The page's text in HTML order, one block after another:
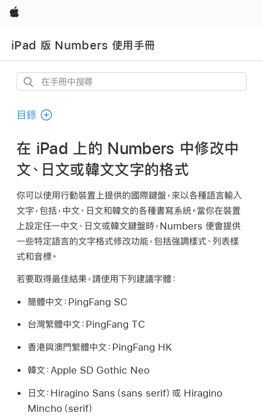
Apple
iPad 版 Numbers 使用手冊
在
冊
搜
尋
目錄
在 iPad 上的 Numbers 中修改中
文、日文或韓文文字的格式
你可以使用行動裝置上提供的國際鍵盤，來以各種語言輸入
文字，包括，中文、日文和韓文的各種書寫系統。當你在裝置
上設定任一中文、日文或韓文鍵盤時，Numbers 便會提供
一些特定語言的文字格式修改功能，包括強調樣式、列表樣
式和音標。
若要取得最佳結果，請使用下列建議字體：
簡體中文： PingFang SC
台灣繁體中文： PingFang TC
香港與澳門繁體中文： PingFang HK
韓文： Apple SD Gothic Neo
日文： Hiragino Sans（sans serif）或 Hiragino
Mincho（serif）